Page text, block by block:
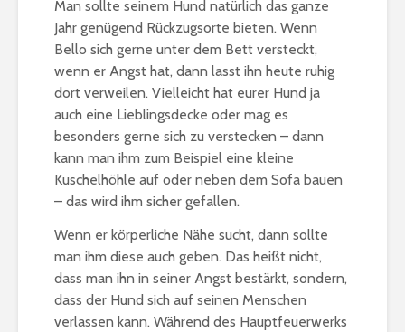
Man sollte seinem Hund natürlich das ganze
Jahr genügend Rückzugsorte bieten. Wenn
Bello sich gerne unter dem Bett versteckt,
wenn er Angst hat, dann lasst ihn heute ruhig
dort verweilen. Vielleicht hat eurer Hund ja
auch eine Lieblingsdecke oder mag es
besonders gerne sich zu verstecken – dann
kann man ihm zum Beispiel eine kleine
Kuschelhöhle auf oder neben dem Sofa bauen
– das wird ihm sicher gefallen.
Wenn er körperliche Nähe sucht, dann sollte
man ihm diese auch geben. Das heißt nicht,
dass man ihn in seiner Angst bestärkt, sondern,
dass der Hund sich auf seinen Menschen
verlassen kann. Während des Hauptfeuerwerks